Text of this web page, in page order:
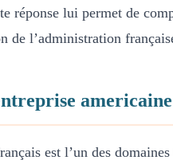
réponse lui permet de
de l’administration
est l’un des